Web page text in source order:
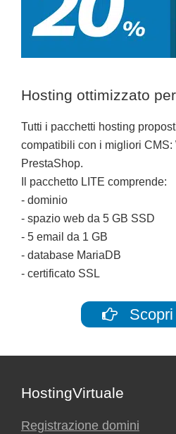
Hosting ottimizzato
Tutti i pacchetti hosting
compatibili con i migliori CMS:
PrestaShop.
Il pacchetto LITE comprende:
- dominio
- spazio web da 5 GB SSD
- 5 email da 1 GB
- database MariaDB
- certificato SSL
Footer
HostingVirtuale
Registrazione domini